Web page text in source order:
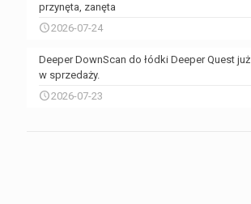
przynęta, zanęta
2026-07-24
Deeper DownScan do łódki Deeper Quest już
w sprzedaży.
2026-07-23